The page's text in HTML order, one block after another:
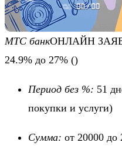
МТС банкОНЛАЙН
24.9% до 27% ()
Период без %: 51
покупки и услуги)
Сумма: от 20000 до